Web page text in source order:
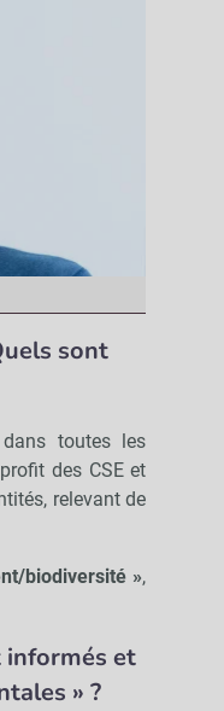
sont
toutes les
des CSE et
relevant de
biodiversité »,
informés et
» ?